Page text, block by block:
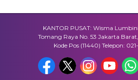
KANTOR PUSAT: Wisma
Tomang Raya No. 53 Jakarta
Kode Pos (11440) Telepon: